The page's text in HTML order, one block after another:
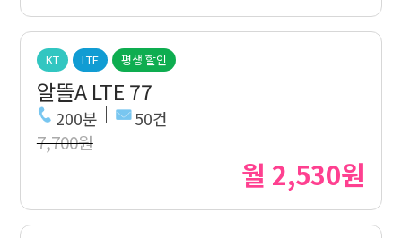
KT LTE 평생 할인
알뜰A LTE 77
200분 50건
7,700원
월 2,530원